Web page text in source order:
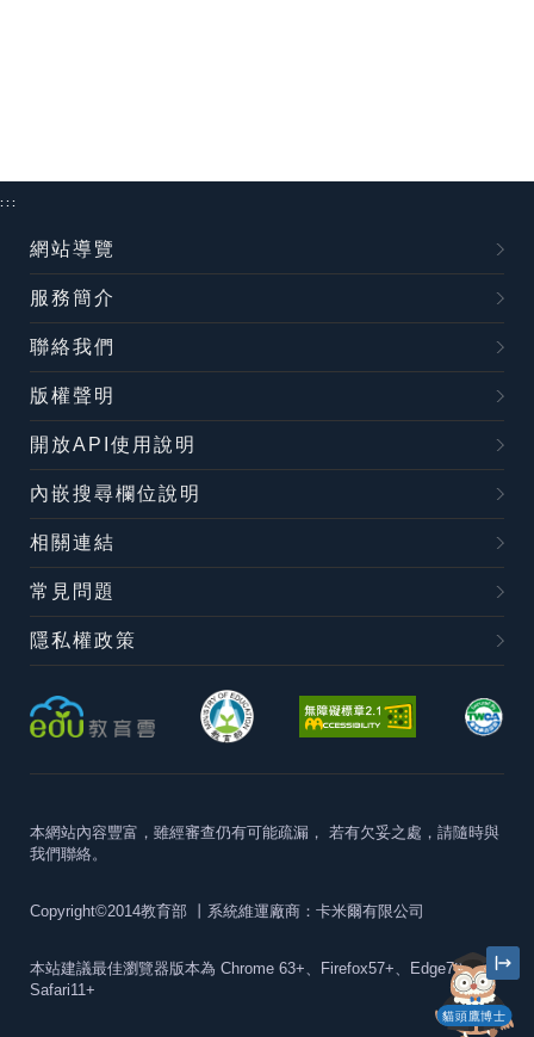
貓頭鷹博士
:::
網站導覽
服務簡介
聯絡我們
版權聲明
開放API使用說明
內嵌搜尋欄位說明
相關連結
常見問題
隱私權政策
本網站內容豐富，雖經審查仍有可能疏漏， 若有欠妥之處，請隨時與
我們聯絡。
Copyright©2014教育部 丨系統維運廠商：卡米爾有限公司
本站建議最佳瀏覽器版本為 Chrome 63+、Firefox57+、Edge79+及
Safari11+